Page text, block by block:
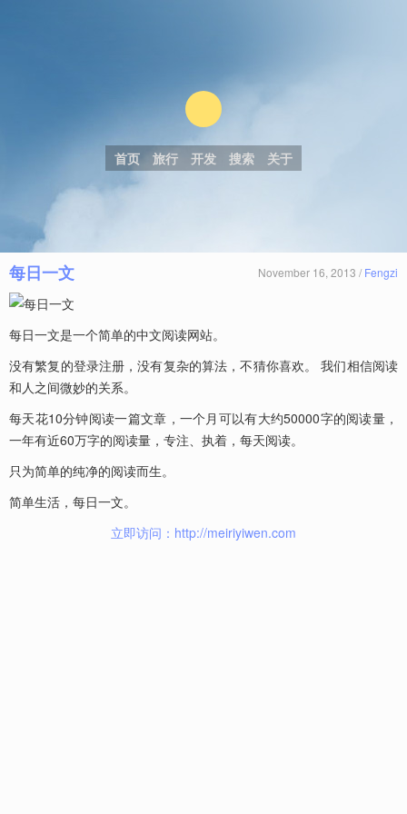
首页 旅行 开发 搜索 关于
每日一文 November 16, 2013 / Fengzi
每日一文是一个简单的中文阅读网站。
没有繁复的登录注册，没有复杂的算法，不猜你喜欢。 我们相信阅读
和人之间微妙的关系。
每天花10分钟阅读一篇文章，一个月可以有大约50000字的阅读量，
一年有近60万字的阅读量，专注、执着，每天阅读。
只为简单的纯净的阅读而生。
简单生活，每日一文。
立即访问：http://meiriyiwen.com